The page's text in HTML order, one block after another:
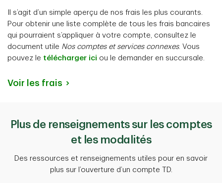
Il s’agit d’un simple aperçu de nos frais les plus courants.
Pour obtenir une liste complète de tous les frais bancaires
qui pourraient s’appliquer à votre compte, consultez le
document utile Nos comptes et services connexes. Vous
pouvez le télécharger ici ou le demander en succursale.
Voir les frais
Plus de renseignements sur les comptes
et les modalités
Des ressources et renseignements utiles pour en savoir
plus sur l’ouverture d’un compte TD.